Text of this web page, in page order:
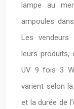
lampe au
ampoules
Les
leurs produits,
UV 9 fois 3
varient selon
et la durée de